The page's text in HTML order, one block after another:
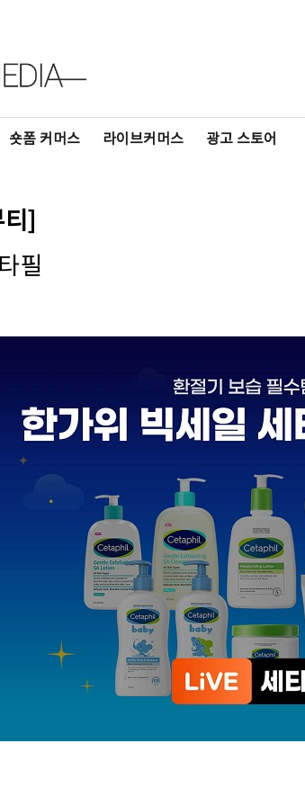
숏폼 커머스 라이브커머스 광고 스토어
티]
필